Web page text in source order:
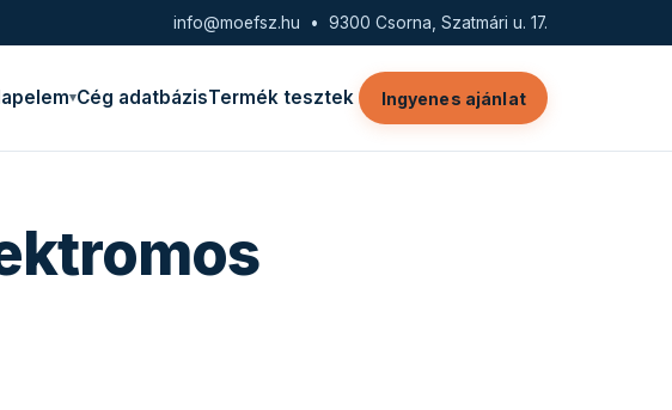
info@moefsz.hu • 9300 Csorna, Szatmári u. 17.
Cég adatbázisTermék tesztek Ingyenes ajánlat